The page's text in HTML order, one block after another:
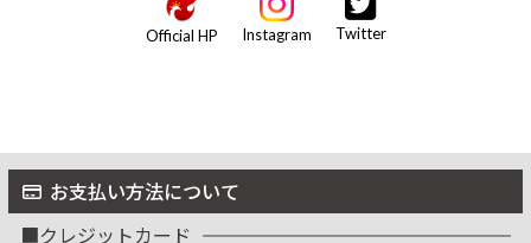
Official HP Instagram Twitter
お支払い方法について
クレジットカード